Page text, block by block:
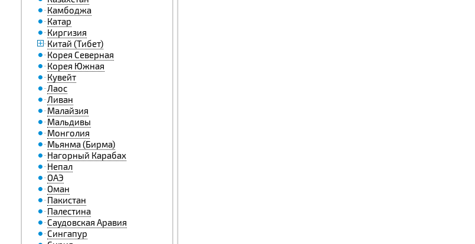
Камбоджа
Катар
Киргизия
Китай (Тибет)
Корея Северная
Корея Южная
Кувейт
Лаос
Ливан
Малайзия
Мальдивы
Монголия
Мьянма (Бирма)
Нагорный Карабах
Непал
ОАЭ
Оман
Пакистан
Палестина
Саудовская Аравия
Сингапур